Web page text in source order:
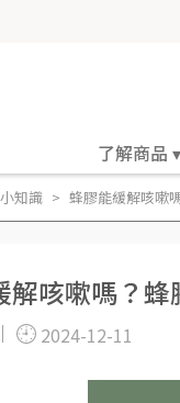
了解商品 ▾
知識 蜂膠能緩解咳嗽
解咳嗽嗎？蜂
2024-12-11